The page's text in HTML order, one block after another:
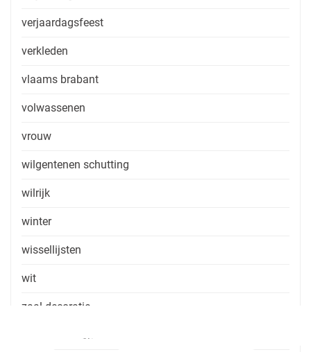
verjaardagsfeest
verkleden
vlaams brabant
volwassenen
vrouw
wilgentenen schutting
wilrijk
winter
wissellijsten
wit
zaal decoratie
zaal huren zonder consumptie